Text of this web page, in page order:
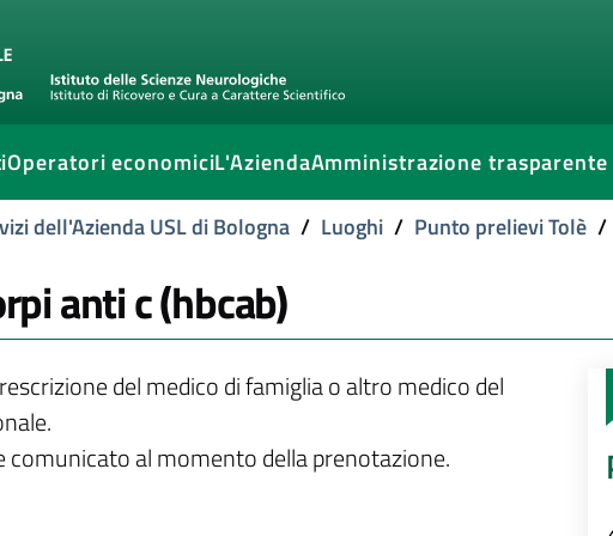
Operatori economiciL'AziendaAmministrazione trasparente
dell'Azienda USL di Bologna / Luoghi / Punto prelievi Tolè /
anti c (hbcab)
del medico di famiglia o altro medico del
al momento della prenotazione.